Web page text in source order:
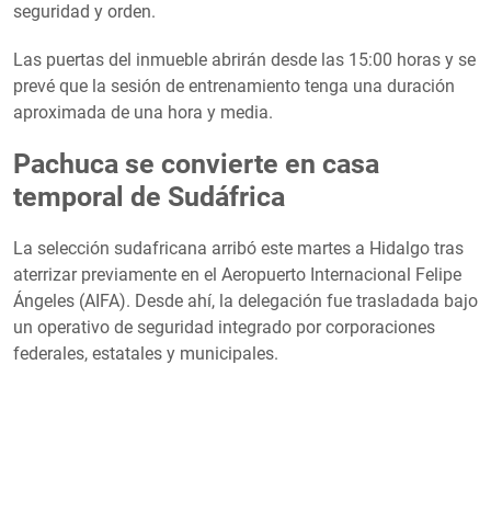
seguridad y orden.
Las puertas del inmueble abrirán desde las 15:00 horas y se
prevé que la sesión de entrenamiento tenga una duración
aproximada de una hora y media.
Pachuca se convierte en casa
temporal de Sudáfrica
La selección sudafricana arribó este martes a Hidalgo tras
aterrizar previamente en el Aeropuerto Internacional Felipe
Ángeles (AIFA). Desde ahí, la delegación fue trasladada bajo
un operativo de seguridad integrado por corporaciones
federales, estatales y municipales.